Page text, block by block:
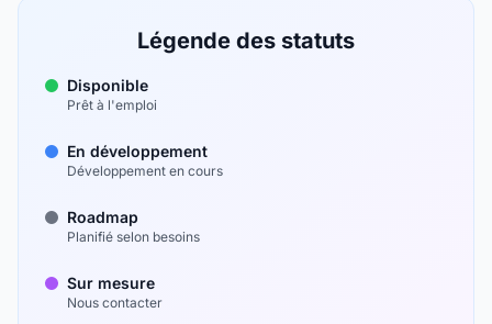
Légende des statuts
Disponible
Prêt à l'emploi
En développement
Développement en cours
Roadmap
Planifié selon besoins
Sur mesure
Nous contacter